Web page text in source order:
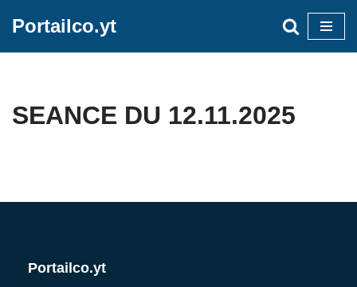
Portailco.yt
SEANCE DU 12.11.2025
Portailco.yt